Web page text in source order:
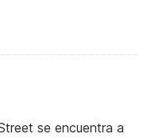
se encuentra a